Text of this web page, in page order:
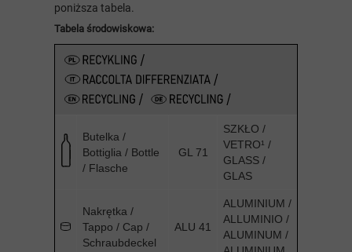
poniższa tabela.
Tabela środowiskowa:
Butelka /
Bottiglia / Bottle
/ Flasche
GL 71
SZKŁO /
VETRO¹ /
GLASS /
GLAS
Nakrętka /
Tappo / Cap /
Schraubdeckel
ALU 41
ALUMINIUM /
ALLUMINIO /
ALUMINUM /